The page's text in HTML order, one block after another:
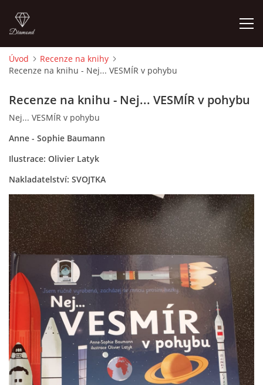
ÚVOD
O MĚ
FOTOALBUM
DĚJINY VÝTVARNÉHO UMĚNÍ
NOVINKY ZE ŠKOLSTVÍ 2025
ROČNÍ PLÁN - INSPIRACE /DLE NOVÉHO RVP PV 2025
VZDĚLÁVACÍ BLOK ZÁŘÍ
VZDĚLÁVACÍ BLOK ŘÍJEN
VZDĚLÁVACÍ BLOK LISTOPAD
Úvod
Recenze na knihy
Recenze na knihu - Nej... VESMÍR v pohybu
Recenze na knihu - Nej... VESMÍR v pohybu
Nej... VESMÍR v pohybu
Anne - Sophie Baumann
Ilustrace: Olivier Latyk
Nakladatelství: SVOJTKA